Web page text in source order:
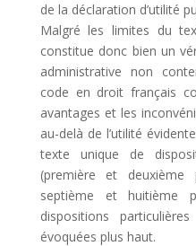
de la déclaration d’utilité
Malgré les limites du
constitue donc bien un
administrative non
code en droit français
avantages et les
au-delà de l’utilité
texte unique de
(première et
septième et huitième
dispositions
évoquées plus haut.